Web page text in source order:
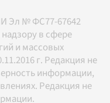
Эл № ФС77-67642
в сфере
и массовых
г. Редакция не
информации,
Редакция не